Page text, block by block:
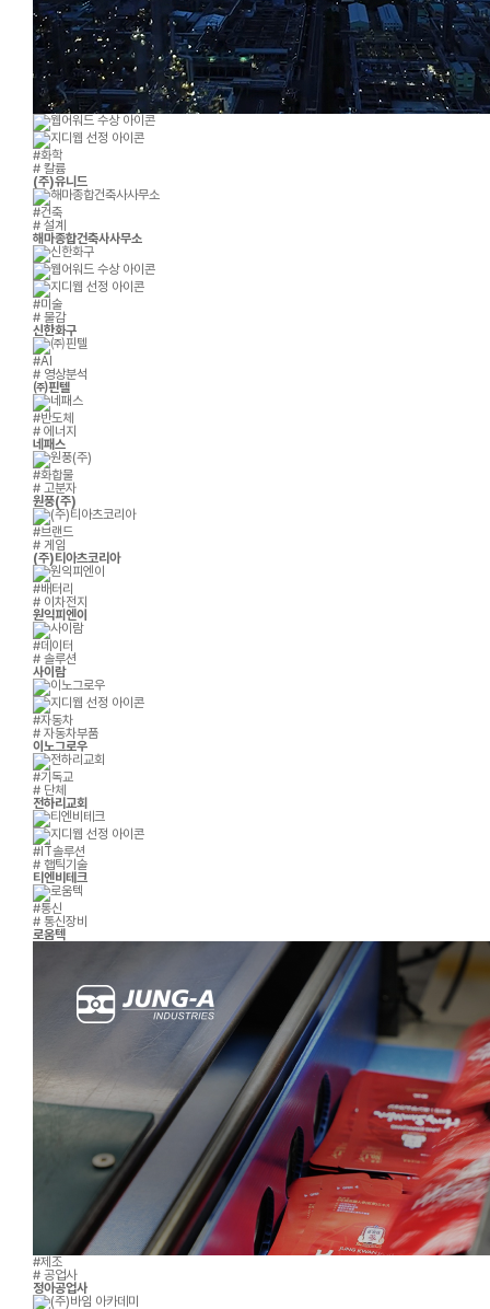
#화학
# 칼륨
(주)유니드
#건축
# 설계
해마종합건축사사무소
#미술
# 물감
신한화구
#AI
# 영상분석
㈜핀텔
#반도체
# 에너지
네패스
#화합물
# 고분자
원풍(주)
#브랜드
# 게임
(주)티아츠코리아
#배터리
# 이차전지
원익피엔이
#데이터
# 솔루션
사이람
#자동차
# 자동차부품
이노그로우
#기독교
# 단체
전하리교회
#IT솔루션
# 햅틱기술
티엔비테크
#통신
# 통신장비
로움텍
#제조
# 공업사
정아공업사